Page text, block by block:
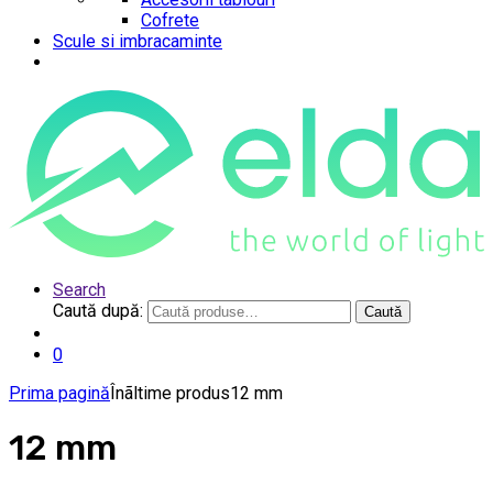
Cofrete
Scule si imbracaminte
Search
Caută după:
Caută
0
Prima paginăÎnãltime produs12 mm
12 mm